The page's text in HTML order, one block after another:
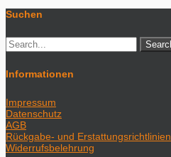
Suchen
Informationen
Impressum
Datenschutz
AGB
Rückgabe- und Erstattungsrichtlinien
Widerrufsbelehrung